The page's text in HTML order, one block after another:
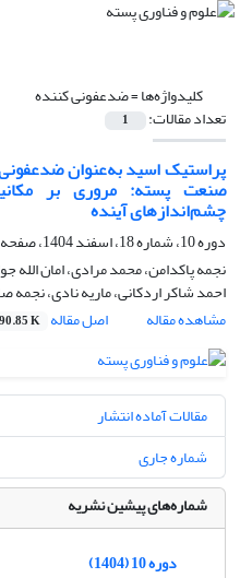
کلیدواژه‌ها =‌ضدعفونی کننده
تعداد مقالات: 1
پراستیک اسید به‌عنوان
صنعت پسته: مروری بر
چشم‌اندازهای آینده
دوره 10، شماره 18، اسفند 1404، صفحه
نجمه پاکدامن، محمد مرادی، امان الله
احمد شاکر اردکانی، ماریه نادی، نجمه
مشاهده مقاله
اصل مقاله K
مقالات آماده انتشار
شماره جاری
شماره‌های پیشین نشریه
دوره 10 (1404)